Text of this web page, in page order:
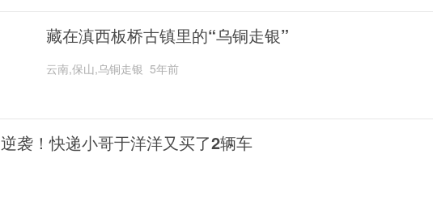
藏在滇西板桥古镇里的“乌铜走银”
云南,保山,乌铜走银 5年前
袭！快递小哥于洋洋又买了2辆车